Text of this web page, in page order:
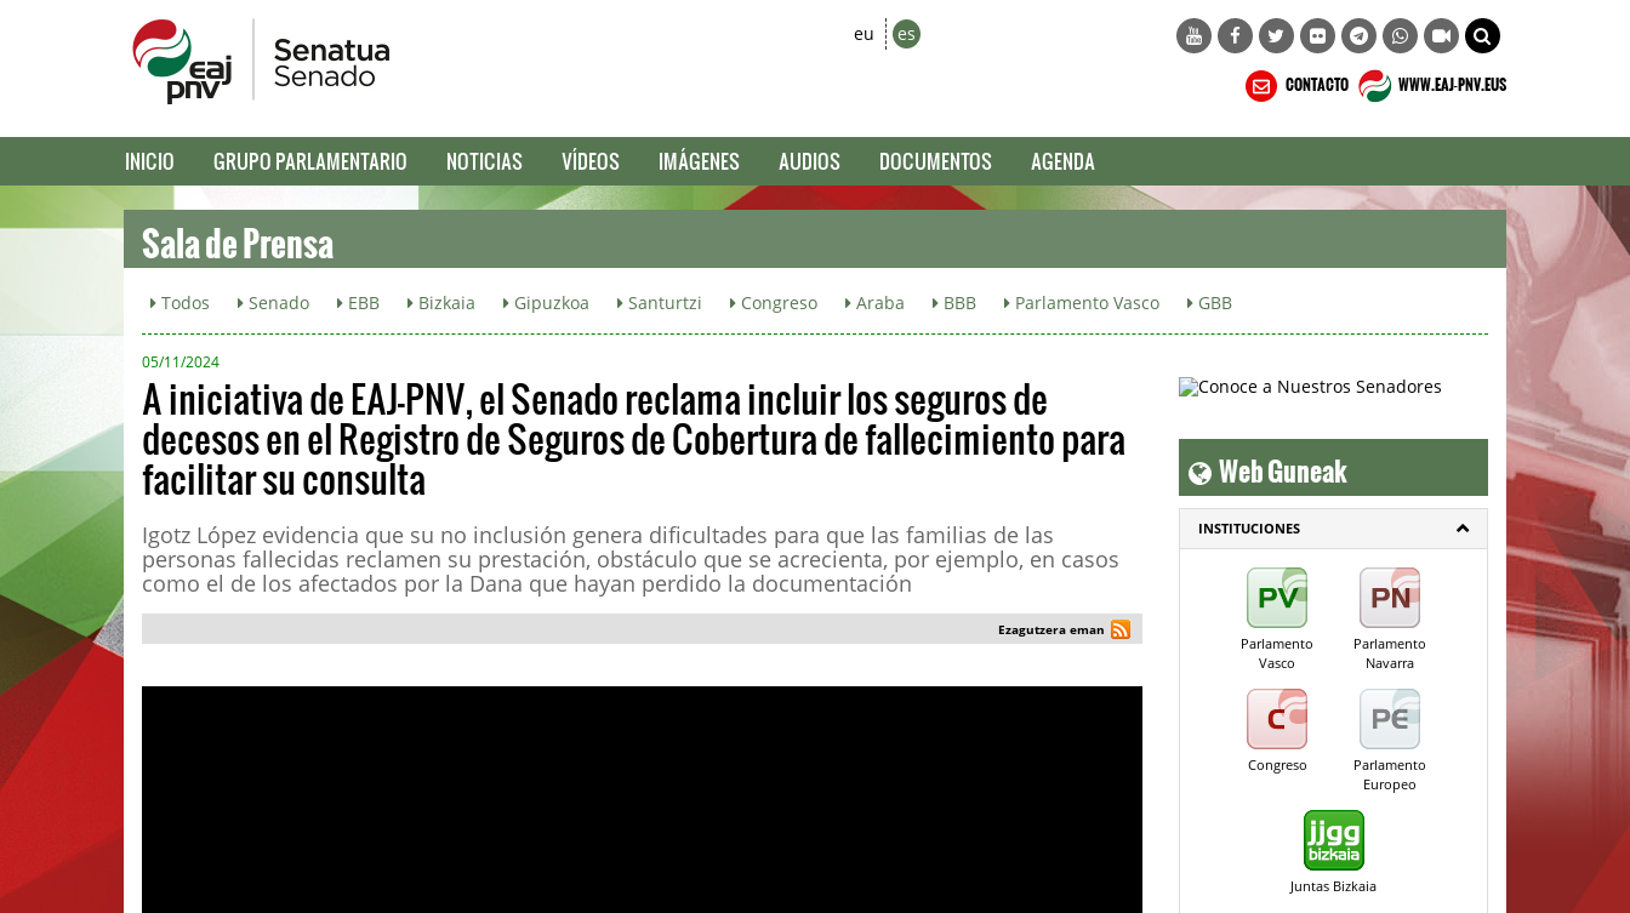
eu es
CONTACTO WWW.EAJ-PNV.EUS
INICIO GRUPO PARLAMENTARIO NOTICIAS VÍDEOS IMÁGENES AUDIOS DOCUMENTOS AGENDA
Sala de Prensa
Todos Senado EBB Bizkaia Gipuzkoa Santurtzi Congreso Araba BBB Parlamento Vasco GBB
05/11/2024
A iniciativa de EAJ-PNV, el Senado reclama incluir los seguros de
decesos en el Registro de Seguros de Cobertura de fallecimiento para
facilitar su consulta
Igotz López evidencia que su no inclusión genera dificultades para que las familias de las
personas fallecidas reclamen su prestación, obstáculo que se acrecienta, por ejemplo, en casos
como el de los afectados por la Dana que hayan perdido la documentación
Ezagutzera eman
Web Guneak
INSTITUCIONES
Parlamento
Vasco
Parlamento
Navarra
Congreso
Parlamento
Europeo
Juntas Bizkaia